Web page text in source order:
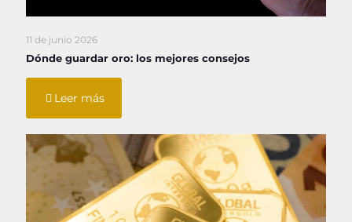
11 de junio 2026
Dónde guardar oro: los mejores consejos
Leer más